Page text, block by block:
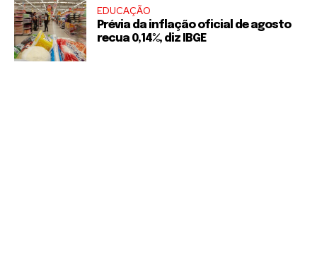
EDUCAÇÃO
Prévia da inflação oficial de agosto
recua 0,14%, diz IBGE